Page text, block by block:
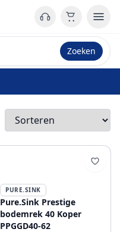
Zoeken
PURE.SINK
Pure.Sink Prestige
bodemrek 40 Koper
PPGGD40-62